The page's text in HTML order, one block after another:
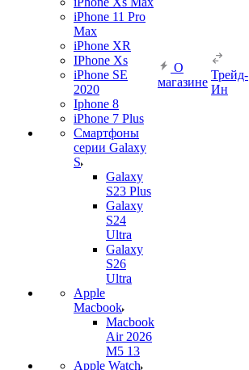
iPhone 11 Pro
Max
iPhone XR
IPhone Xs
iPhone SE
2020
Iphone 8
iPhone 7 Plus
Смартфоны
серии Galaxy
S
Galaxy
S23 Plus
Galaxy
S24
Ultra
Galaxy
S26
Ultra
Apple
Macbook
Macbook
Air 2026
M5 13
Apple Watch
О
магазине
Трейд-
Ин